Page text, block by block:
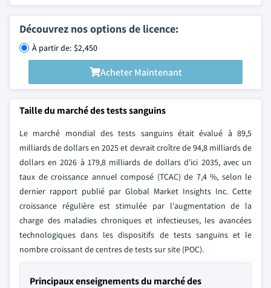
Découvrez nos options de licence:
À partir de: $2,450
Acheter Maintenant
Taille du marché des tests sanguins
Le marché mondial des tests sanguins était évalué à 89,5
milliards de dollars en 2025 et devrait croître de 94,8 milliards de
dollars en 2026 à 179,8 milliards de dollars d'ici 2035, avec un
taux de croissance annuel composé (TCAC) de 7,4 %, selon le
dernier rapport publié par Global Market Insights Inc. Cette
croissance régulière est stimulée par l'augmentation de la
charge des maladies chroniques et infectieuses, les avancées
technologiques dans les dispositifs de tests sanguins et le
nombre croissant de centres de tests sur site (POC).
Principaux enseignements du marché des